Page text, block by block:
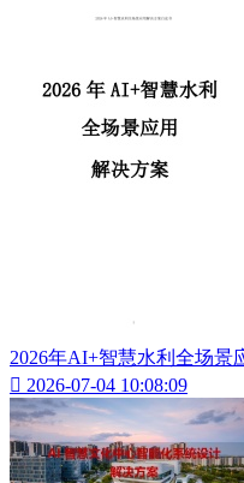
2026年AI+智慧水利全场景
 2026-07-04 10:08:09